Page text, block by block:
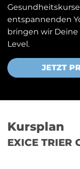
entspannenden
bringen wir Deine
Level.
JETZT
Kursplan
EXICE TRIER